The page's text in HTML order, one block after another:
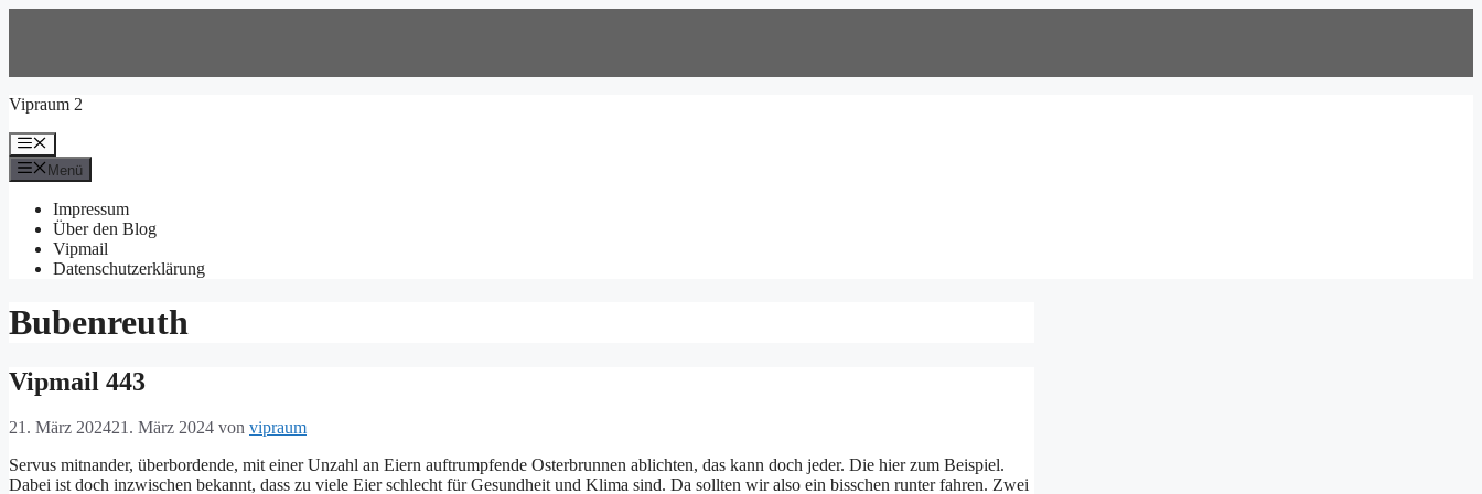
Vipraum 2
Menü
Menü
Impressum
Über den Blog
Vipmail
Datenschutzerklärung
Bubenreuth
Vipmail 443
21. März 202421. März 2024 von vipraum
Servus mitnander, überbordende, mit einer Unzahl an Eiern auftrumpfende Osterbrunnen ablichten, das kann doch jeder. Die hier zum Beispiel.
Dabei ist doch inzwischen bekannt, dass zu viele Eier schlecht für Gesundheit und Klima sind. Da sollten wir also ein bisschen runter fahren. Zwei